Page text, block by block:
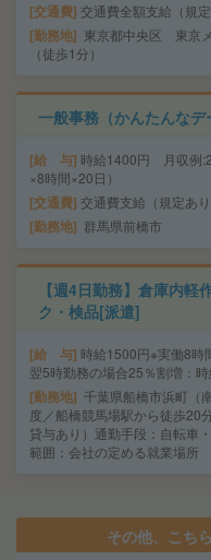
交通費 交通費全額支給（規定
勤務地
東京都中央区 東京
（徒歩1分）
一般事務（かんたんな
給 与 時給1400円 月収例
×8時間×20日）
交通費 交通費支給（規定あり
勤務地 群馬県前橋市
【週4日勤務】倉庫内
ク・検品[派遣]
給 与 時給1500円※実働8時
翌5時勤務の場合25％割増：
勤務地 千葉県船橋市浜町（
度／船橋競馬場駅から徒歩20
貸与あり）通勤手段：自転車
範囲：会社の定める就業場所
その他、こち